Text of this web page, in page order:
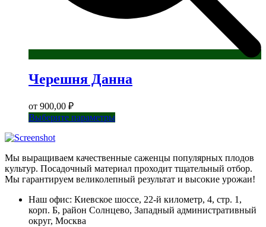
Черешня Данна
от 900,00 ₽
Выберите параметрыЭтот
вариаций.
Опции
можно
на
странице
Мы выращиваем качественные саженцы популярных плодов
культур. Посадочный материал проходит тщательный отбор.
Мы гарантируем великолепный результат и высокие урожаи!
Наш офис: Киевское шоссе, 22-й километр, 4, стр. 1,
корп. Б, район Солнцево, Западный административный
округ, Москва